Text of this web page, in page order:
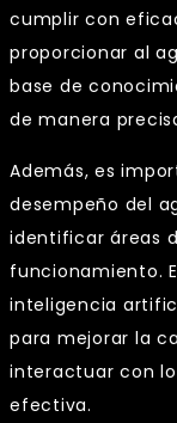
cumplir con
proporcionar al
base de
de manera
Además, es
desempeño del
identificar áreas
funcionamiento.
inteligencia
para mejorar la
interactuar con
efectiva.